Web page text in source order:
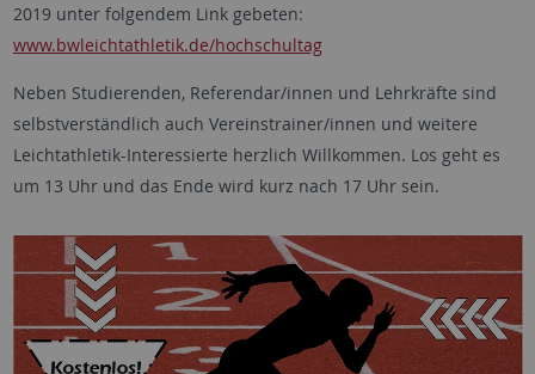
2019 unter folgendem Link gebeten:
www.bwleichtathletik.de/hochschultag
Neben Studierenden, Referendar/innen und Lehrkräfte sind
selbstverständlich auch Vereinstrainer/innen und weitere
Leichtathletik-Interessierte herzlich Willkommen. Los geht es
um 13 Uhr und das Ende wird kurz nach 17 Uhr sein.